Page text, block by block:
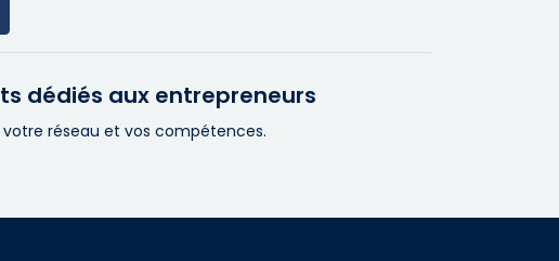
dédiés aux entrepreneurs
réseau et vos compétences.